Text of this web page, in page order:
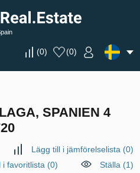
(0) (0)
SPANIEN 4
Lägg till i jämförelselista (0)
i favoritlista (0)
Ställa (1)